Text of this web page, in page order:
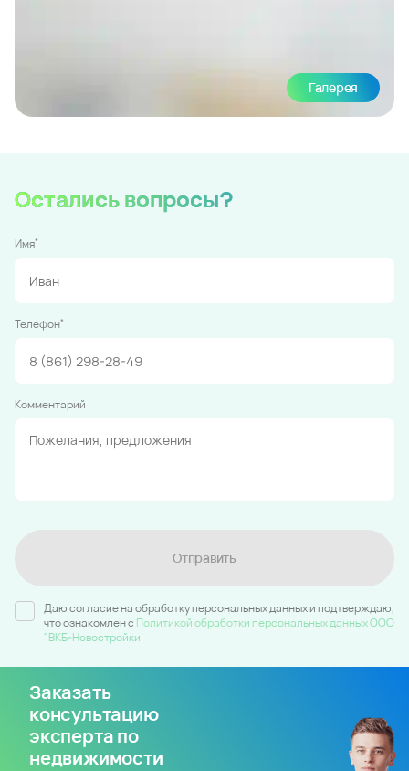
Галерея
Остались вопросы?
Имя*
Телефон*
Комментарий
Отправить
Даю согласие на обработку персональных данных и подтверждаю,
что ознакомлен c Политикой обработки персональных данных ООО
"ВКБ-Новостройки
Заказать
консультацию
эксперта по
недвижимости